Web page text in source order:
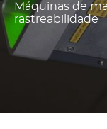
Máquinas de
rastreabilidade